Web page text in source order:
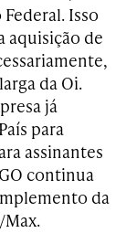
Isso
aquisição de
da Oi.
já
para
assinantes
continua
da